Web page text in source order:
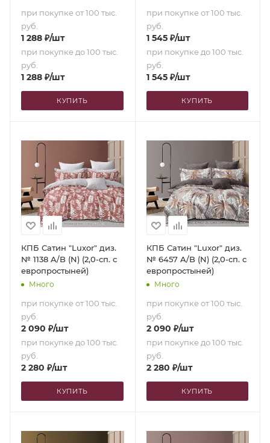
при покупке от 100 тыс.
руб.
1 288 ₽/шт
при покупке до 100 тыс.
руб.
1 288 ₽/шт
КУПИТЬ
при покупке от 100 тыс.
руб.
1 545₽/шт
при покупке до 100 тыс.
руб.
1 545₽/шт
КУПИТЬ
КПБ Сатин "Luxor" диз.
№ 1138 A/B (N) (2,0-сп. с
европростыней)
Много
при покупке от 100 тыс.
руб.
2 090 ₽/шт
при покупке до 100 тыс.
руб.
2 280 ₽/шт
КУПИТЬ
КПБ Сатин "Luxor" диз.
№ 6457 A/B (N) (2,0-сп. с
европростыней)
Много
при покупке от 100 тыс.
руб.
2 090 ₽/шт
при покупке до 100 тыс.
руб.
2 280 ₽/шт
КУПИТЬ